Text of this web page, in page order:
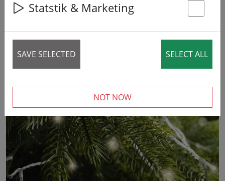
7% DISCOUNT
Statstik & Marketing
SAVE SELECTED SELECT ALL
NOT NOW